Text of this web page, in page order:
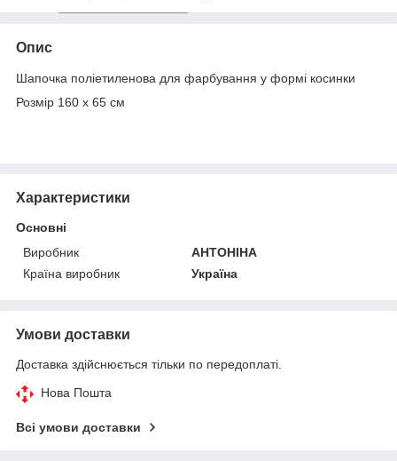
Опис
Шапочка поліетиленова для фарбування у формі косинки
Розмір 160 х 65 см
Характеристики
Основні
Виробник
АНТОНІНА
Країна виробник
Україна
Умови доставки
Доставка здійснюється тільки по передоплаті.
Нова Пошта
Всі умови доставки